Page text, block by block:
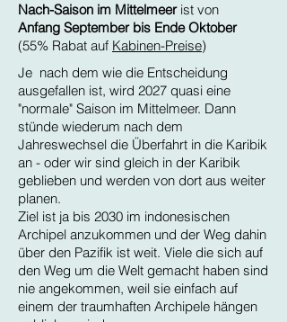
Nach-Saison im Mittelmeer ist von
Anfang September bis Ende Oktober
(55% Rabat auf Kabinen-Preise)
Je nach dem wie die Entscheidung
ausgefallen ist, wird 2027 quasi eine
"normale" Saison im Mittelmeer. Dann
stünde wiederum nach dem
Jahreswechsel die Überfahrt in die Karibik
an - oder wir sind gleich in der Karibik
geblieben und werden von dort aus weiter
planen.
Ziel ist ja bis 2030 im indonesischen
Archipel anzukommen und der Weg dahin
über den Pazifik ist weit. Viele die sich auf
den Weg um die Welt gemacht haben sind
nie angekommen, weil sie einfach auf
einem der traumhaften Archipele hängen